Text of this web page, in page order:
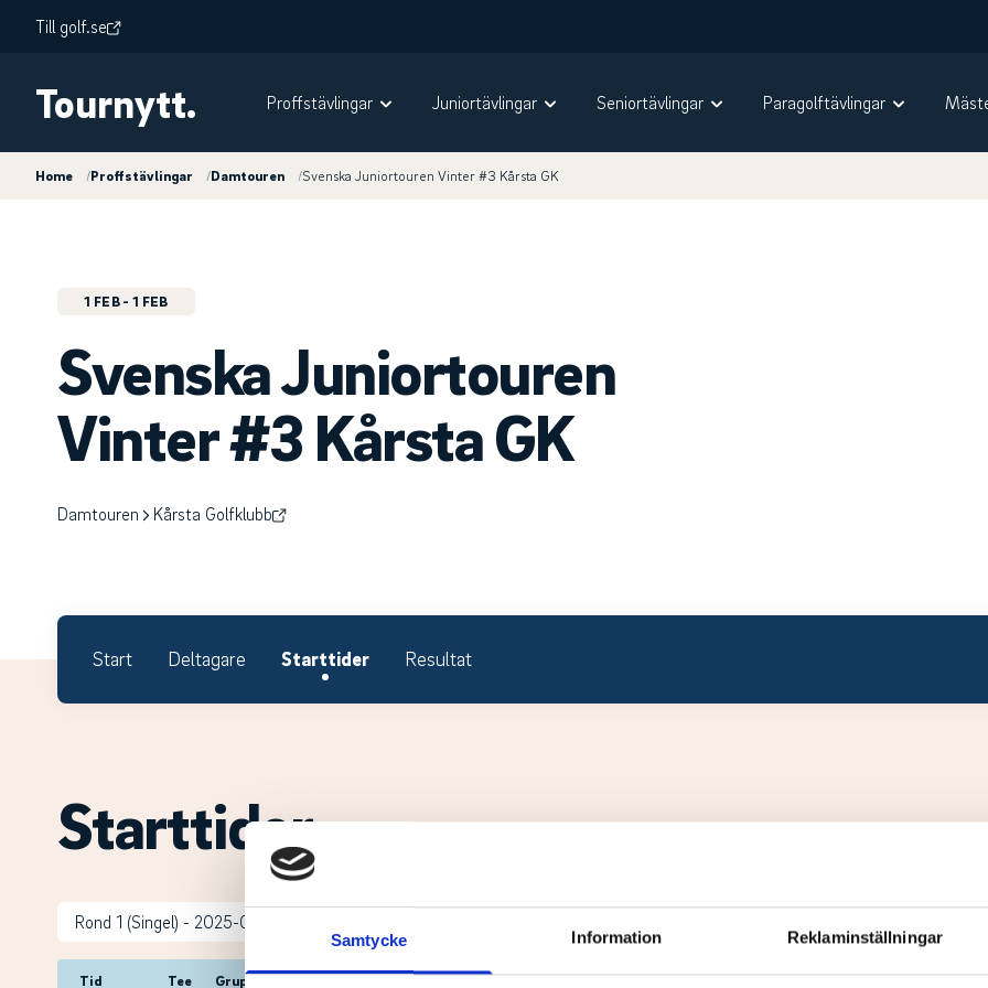
Samtycke Information Reklaminställningar
Till golf.se
Tournytt. Proffstävlingar Juniortävlingar Seniortävlingar Paragolftävlingar
Home /Proffstävlingar /Damtouren /Svenska Juniortouren Vinter #3 Kårsta GK
1 FEB- 1 FEB
Svenska Juniortouren
Vinter #3 Kårsta GK
Damtouren Kårsta Golfklubb
Start Deltagare Starttider Resultat
Starttider.
Tid Tee Grupp Spelare